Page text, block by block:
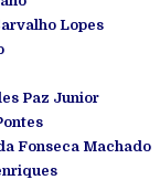
Lopes
Paz Junior
Fonseca Machado